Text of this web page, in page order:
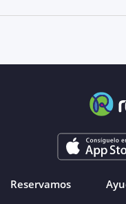
Reservamos